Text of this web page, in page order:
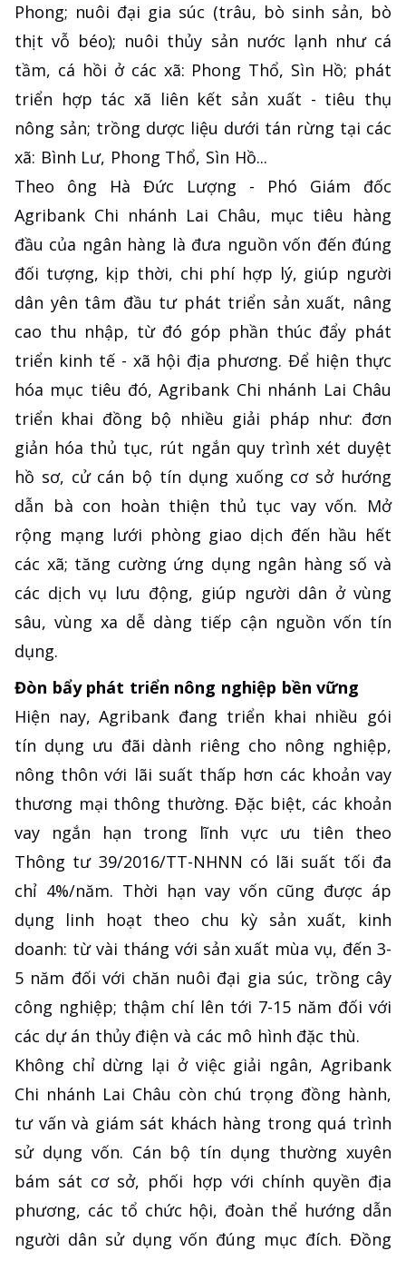
Phong; nuôi đại gia súc (trâu, bò sinh sản, bò
thịt vỗ béo); nuôi thủy sản nước lạnh như cá
tầm, cá hồi ở các xã: Phong Thổ, Sìn Hồ; phát
triển hợp tác xã liên kết sản xuất - tiêu thụ
nông sản; trồng dược liệu dưới tán rừng tại các
xã: Bình Lư, Phong Thổ, Sìn Hồ...
Theo ông Hà Đức Lượng - Phó Giám đốc
Agribank Chi nhánh Lai Châu, mục tiêu hàng
đầu của ngân hàng là đưa nguồn vốn đến đúng
đối tượng, kịp thời, chi phí hợp lý, giúp người
dân yên tâm đầu tư phát triển sản xuất, nâng
cao thu nhập, từ đó góp phần thúc đẩy phát
triển kinh tế - xã hội địa phương. Để hiện thực
hóa mục tiêu đó, Agribank Chi nhánh Lai Châu
triển khai đồng bộ nhiều giải pháp như: đơn
giản hóa thủ tục, rút ngắn quy trình xét duyệt
hồ sơ, cử cán bộ tín dụng xuống cơ sở hướng
dẫn bà con hoàn thiện thủ tục vay vốn. Mở
rộng mạng lưới phòng giao dịch đến hầu hết
các xã; tăng cường ứng dụng ngân hàng số và
các dịch vụ lưu động, giúp người dân ở vùng
sâu, vùng xa dễ dàng tiếp cận nguồn vốn tín
dụng.
Đòn bẩy phát triển nông nghiệp bền vững
Hiện nay, Agribank đang triển khai nhiều gói
tín dụng ưu đãi dành riêng cho nông nghiệp,
nông thôn với lãi suất thấp hơn các khoản vay
thương mại thông thường. Đặc biệt, các khoản
vay ngắn hạn trong lĩnh vực ưu tiên theo
Thông tư 39/2016/TT-NHNN có lãi suất tối đa
chỉ 4%/năm. Thời hạn vay vốn cũng được áp
dụng linh hoạt theo chu kỳ sản xuất, kinh
doanh: từ vài tháng với sản xuất mùa vụ, đến 3-
5 năm đối với chăn nuôi đại gia súc, trồng cây
công nghiệp; thậm chí lên tới 7-15 năm đối với
các dự án thủy điện và các mô hình đặc thù.
Không chỉ dừng lại ở việc giải ngân, Agribank
Chi nhánh Lai Châu còn chú trọng đồng hành,
tư vấn và giám sát khách hàng trong quá trình
sử dụng vốn. Cán bộ tín dụng thường xuyên
bám sát cơ sở, phối hợp với chính quyền địa
phương, các tổ chức hội, đoàn thể hướng dẫn
người dân sử dụng vốn đúng mục đích. Đồng